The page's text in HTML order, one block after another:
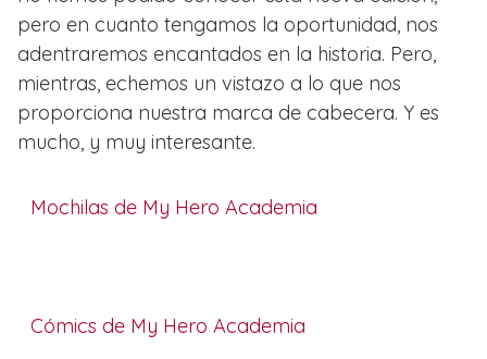
pero en cuanto tengamos la oportunidad, nos
adentraremos encantados en la historia. Pero,
mientras, echemos un vistazo a lo que nos
proporciona nuestra marca de cabecera. Y es
mucho, y muy interesante.
Mochilas de My Hero Academia
Cómics de My Hero Academia